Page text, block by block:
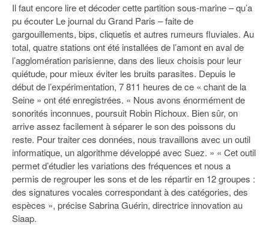
Il faut encore lire et décoder cette partition sous-marine – qu’a
pu écouter Le journal du Grand Paris – faite de
gargouillements, bips, cliquetis et autres rumeurs fluviales. Au
total, quatre stations ont été installées de l’amont en aval de
l’agglomération parisienne, dans des lieux choisis pour leur
quiétude, pour mieux éviter les bruits parasites. Depuis le
début de l’expérimentation, 7 811 heures de ce « chant de la
Seine » ont été enregistrées. « Nous avons énormément de
sonorités inconnues, poursuit Robin Richoux. Bien sûr, on
arrive assez facilement à séparer le son des poissons du
reste. Pour traiter ces données, nous travaillons avec un outil
informatique, un algorithme développé avec Suez. » « Cet outil
permet d’étudier les variations des fréquences et nous a
permis de regrouper les sons et de les répartir en 12 groupes :
des signatures vocales correspondant à des catégories, des
espèces », précise Sabrina Guérin, directrice innovation au
Siaap.